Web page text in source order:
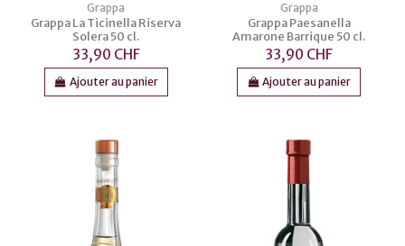
Grappa
Grappa La Ticinella Riserva
Solera 50 cl.
33,90 CHF
Ajouter au panier
Grappa
Grappa Paesanella
Amarone Barrique 50 cl.
33,90 CHF
Ajouter au panier